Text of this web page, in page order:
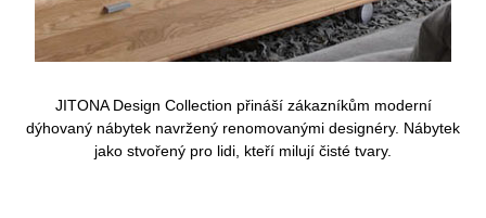
JITONA Design Collection přináší zákazníkům moderní
dýhovaný nábytek navržený renomovanými designéry. Nábytek
jako stvořený pro lidi, kteří milují čisté tvary.